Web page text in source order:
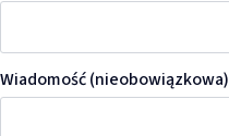
Wiadomość (nieobowiązkowa)